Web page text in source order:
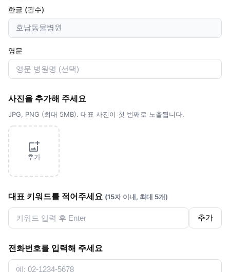
한글 (필수)
영문
사진을 추가해 주세요
JPG, PNG (최대 5MB). 대표 사진이 첫 번째로 노출됩니다.
추가
대표 키워드를 적어주세요 (15자 이내, 최대 5개)
추가
전화번호를 입력해 주세요